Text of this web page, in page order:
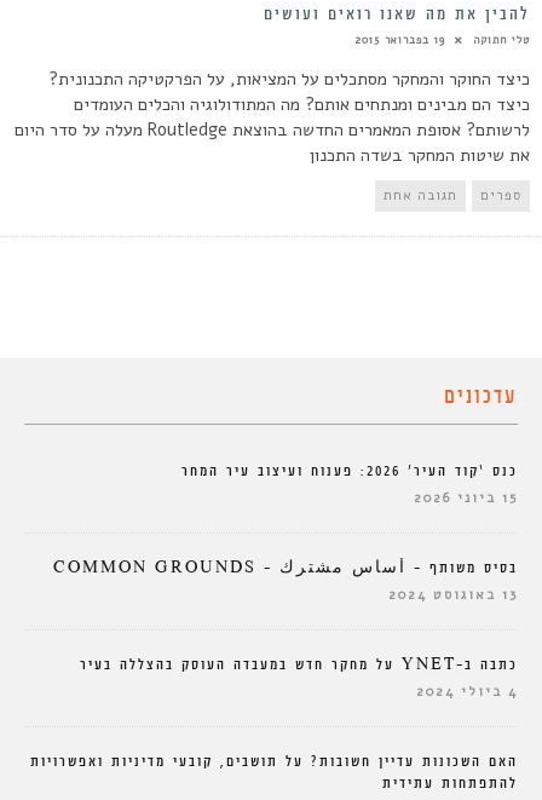
להבין את מה שאנו רואים ועושים
טלי חתוקה 19 בפברואר 2015
כיצד החוקר והמחקר מסתכלים על המציאות, על הפרקטיקה התכנונית?
כיצד הם מבינים ומנתחים אותם? מה המתודולוגיה והכלים העומדים
לרשותם? אסופת המאמרים החדשה בהוצאת Routledge מעלה על סדר היום
את שיטות המחקר בשדה התכנון
ספרים תגובה אחת
עדכונים
כנס ‘קוד העיר’ 2026: פענוח ועיצוב עיר המחר
15 ביוני 2026
בסיס משותף – أساس مشترك – COMMON GROUNDS
13 באוגוסט 2024
כתבה ב-YNET על מחקר חדש במעבדה העוסק בהצללה בעיר
4 ביולי 2024
האם השכונות עדיין חשובות? על תושבים, קובעי מדיניות ואפשרויות
להתפתחות עתידית